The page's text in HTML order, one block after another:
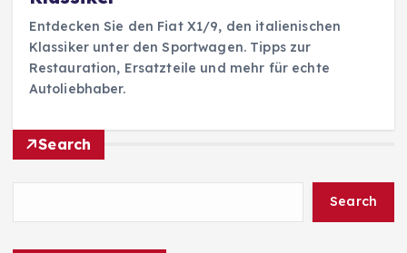
Entdecken Sie den Fiat X1/9, den italienischen
Klassiker unter den Sportwagen. Tipps zur
Restauration, Ersatzteile und mehr für echte
Autoliebhaber.
Search
Search